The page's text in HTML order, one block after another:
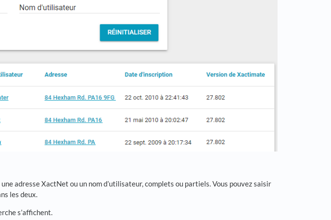
adresse XactNet ou un nom d’utilisateur, complets ou partiels. Vous pouvez saisir
les deux.
s’affichent.